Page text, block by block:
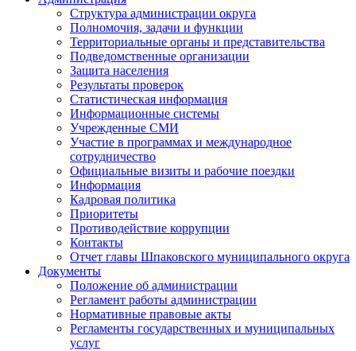
Структура администрации округа
Полномочия, задачи и функции
Территориальные органы и представительства
Подведомственные организации
Защита населения
Результаты проверок
Статистическая информация
Информационные системы
Учрежденные СМИ
Участие в программах и международное
сотрудничество
Официальные визиты и рабочие поездки
Информация
Кадровая политика
Приоритеты
Противодействие коррупции
Контакты
Отчет главы Шпаковского муниципального округа
Документы
Положение об администрации
Регламент работы администрации
Нормативные правовые акты
Регламенты государственных и муниципальных
услуг